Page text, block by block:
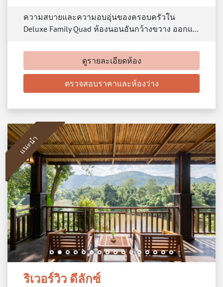
ความสบายและความอบอุ่นของครอบครัวใน
Deluxe Family Quad ห้องนอนอันกว้างขวาง ออกแ…
ดูรายละเอียดห้อง
ตรวจสอบราคาและห้องว่าง
ริเวอร์วิว ดีลักซ์
แนะนำ